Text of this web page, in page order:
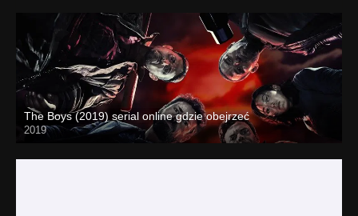
The Boys (2019) serial online gdzie obejrzeć
2019